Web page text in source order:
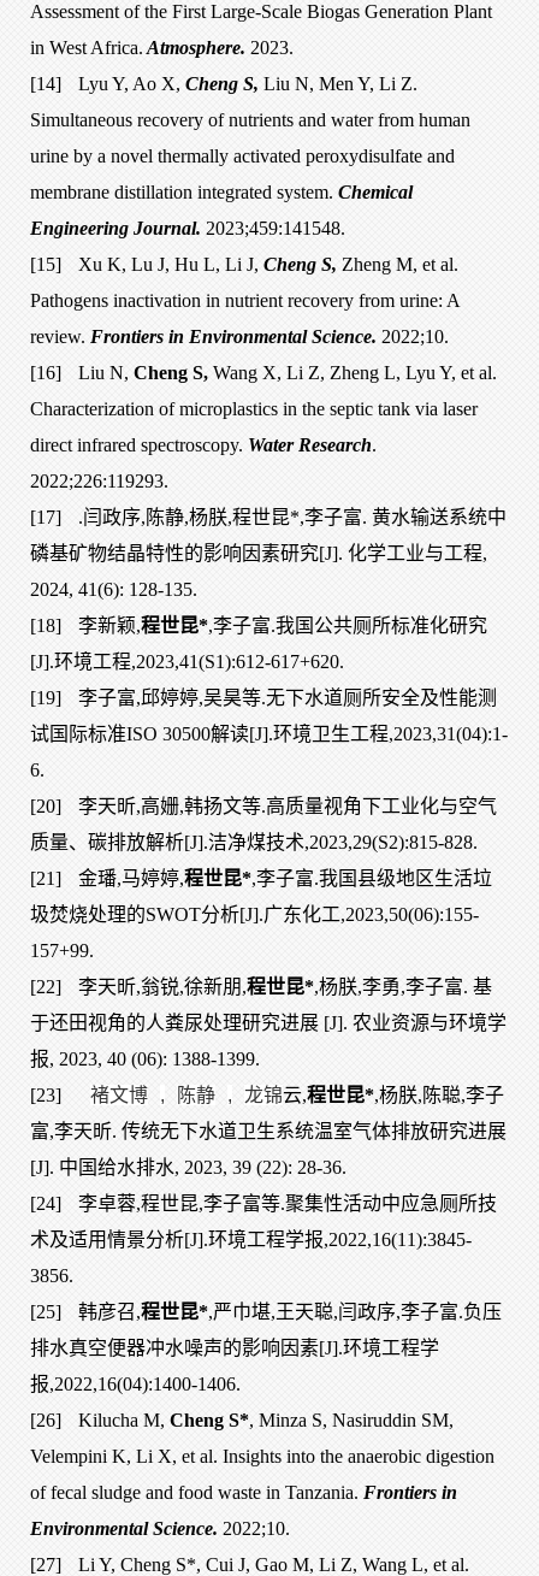
Assessment of the First Large-Scale Biogas Generation Plant
in West Africa. Atmosphere. 2023.
[14]
Lyu Y, Ao X, Cheng S, Liu N, Men Y, Li Z.
Simultaneous recovery of nutrients and water from human
urine by a novel thermally activated peroxydisulfate and
membrane distillation integrated system. Chemical
Engineering Journal. 2023;459:141548.
[15]
Xu K, Lu J, Hu L, Li J, Cheng S, Zheng M, et al.
Pathogens inactivation in nutrient recovery from urine: A
review. Frontiers in Environmental Science. 2022;10.
[16]
Liu N, Cheng S, Wang X, Li Z, Zheng L, Lyu Y, et al.
Characterization of microplastics in the septic tank via laser
direct infrared spectroscopy. Water Research.
2022;226:119293.
[17]
.闫政序,陈静,杨朕,程世昆*,李子富. 黄水输送系统中
磷基矿物结晶特性的影响因素研究[J]. 化学工业与工程,
2024, 41(6): 128-135.
[18]
李新颖,程世昆*,李子富.我国公共厕所标准化研究
[J].环境工程,2023,41(S1):612-617+620.
[19]
李子富,邱婷婷,吴昊等.无下水道厕所安全及性能测
试国际标准ISO 30500解读[J].环境卫生工程,2023,31(04):1-
6.
[20]
李天昕,高姗,韩扬文等.高质量视角下工业化与空气
质量、碳排放解析[J].洁净煤技术,2023,29(S2):815-828.
[21]
金璠,马婷婷,程世昆*,李子富.我国县级地区生活垃
圾焚烧处理的SWOT分析[J].广东化工,2023,50(06):155-
157+99.
[22]
李天昕,翁锐,徐新朋,程世昆*,杨朕,李勇,李子富. 基
于还田视角的人粪尿处理研究进展 [J]. 农业资源与环境学
报, 2023, 40 (06): 1388-1399.
[23]
褚文博 , 陈静 , 龙锦云,程世昆*,杨朕,陈聪,李子
富,李天昕. 传统无下水道卫生系统温室气体排放研究进展
[J]. 中国给水排水, 2023, 39 (22): 28-36.
[24]
李卓蓉,程世昆,李子富等.聚集性活动中应急厕所技
术及适用情景分析[J].环境工程学报,2022,16(11):3845-
3856.
[25]
韩彦召,程世昆*,严巾堪,王天聪,闫政序,李子富.负压
排水真空便器冲水噪声的影响因素[J].环境工程学
报,2022,16(04):1400-1406.
[26]
Kilucha M, Cheng S*, Minza S, Nasiruddin SM,
Velempini K, Li X, et al. Insights into the anaerobic digestion
of fecal sludge and food waste in Tanzania. Frontiers in
Environmental Science. 2022;10.
[27]
Li Y, Cheng S*, Cui J, Gao M, Li Z, Wang L, et al.